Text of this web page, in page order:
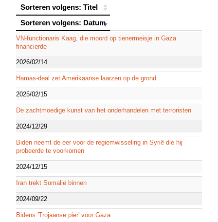
Sorteren volgens: Titel
Sorteren volgens: Datum
VN-functionaris Kaag, die moord op tienermeisje in Gaza
financierde
2026/02/14
Hamas-deal zet Amerikaanse laarzen op de grond
2025/02/15
De zachtmoedige kunst van het onderhandelen met terroristen
2024/12/29
Biden neemt de eer voor de regiemwisseling in Syrië die hij
probeerde te voorkomen
2024/12/15
Iran trekt Somalië binnen
2024/09/22
Bidens 'Trojaanse pier' voor Gaza
Sorteren volgens: Titel
Sorteren volgens: Datum